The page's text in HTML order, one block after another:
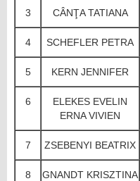
3 CÂNŢA TATIANA
4 SCHEFLER PETRA
5 KERN JENNIFER
6
ELEKES EVELIN
ERNA VIVIEN
7 ZSEBENYI BEATRIX
8 GNANDT KRISZTINA